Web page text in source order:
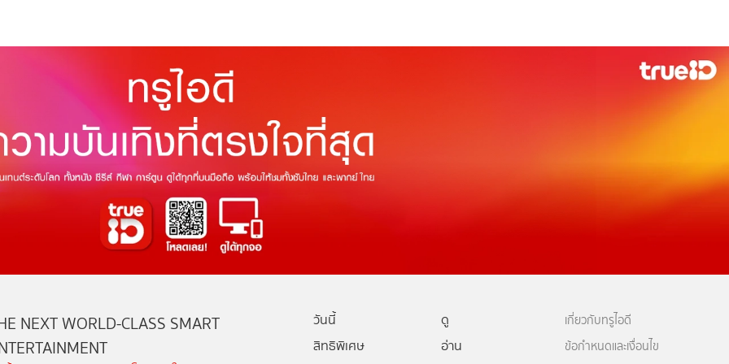
NEXT WORLD-CLASS SMART
วันนี้
ดู
สิทธิพิเศษ
อ่าน
เกี่ยวกับทรูไอดี
ข้อกำหนดและเงื่อนไข